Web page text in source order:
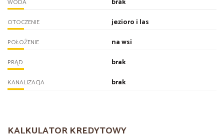
WODA
OTOCZENIE jezioro i las
POŁOŻENIE na wsi
PRĄD brak
KANALIZACJA brak
KALKULATOR KREDYTOWY